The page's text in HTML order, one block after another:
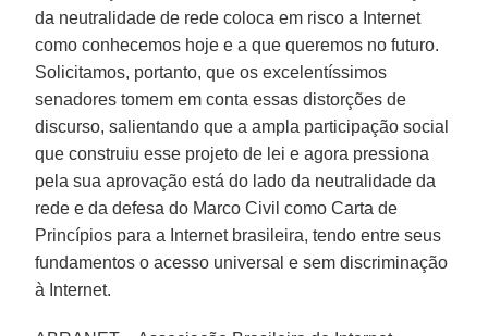
da neutralidade de rede coloca em risco a Internet
como conhecemos hoje e a que queremos no futuro.
Solicitamos, portanto, que os excelentíssimos
senadores tomem em conta essas distorções de
discurso, salientando que a ampla participação social
que construiu esse projeto de lei e agora pressiona
pela sua aprovação está do lado da neutralidade da
rede e da defesa do Marco Civil como Carta de
Princípios para a Internet brasileira, tendo entre seus
fundamentos o acesso universal e sem discriminação
à Internet.